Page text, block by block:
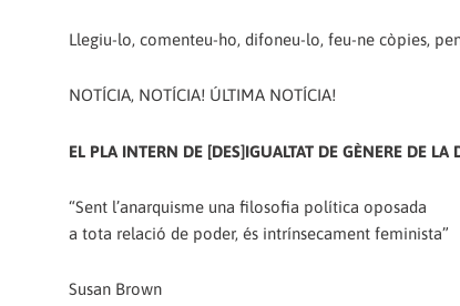
Llegiu-lo, comenteu-ho, difoneu-lo, feu-ne còpies,
NOTÍCIA, NOTÍCIA! ÚLTIMA NOTÍCIA!
EL PLA INTERN DE [DES]IGUALTAT DE GÈNERE DE
“Sent l’anarquisme una filosofia política oposada
a tota relació de poder, és intrínsecament feminista”
Susan Brown